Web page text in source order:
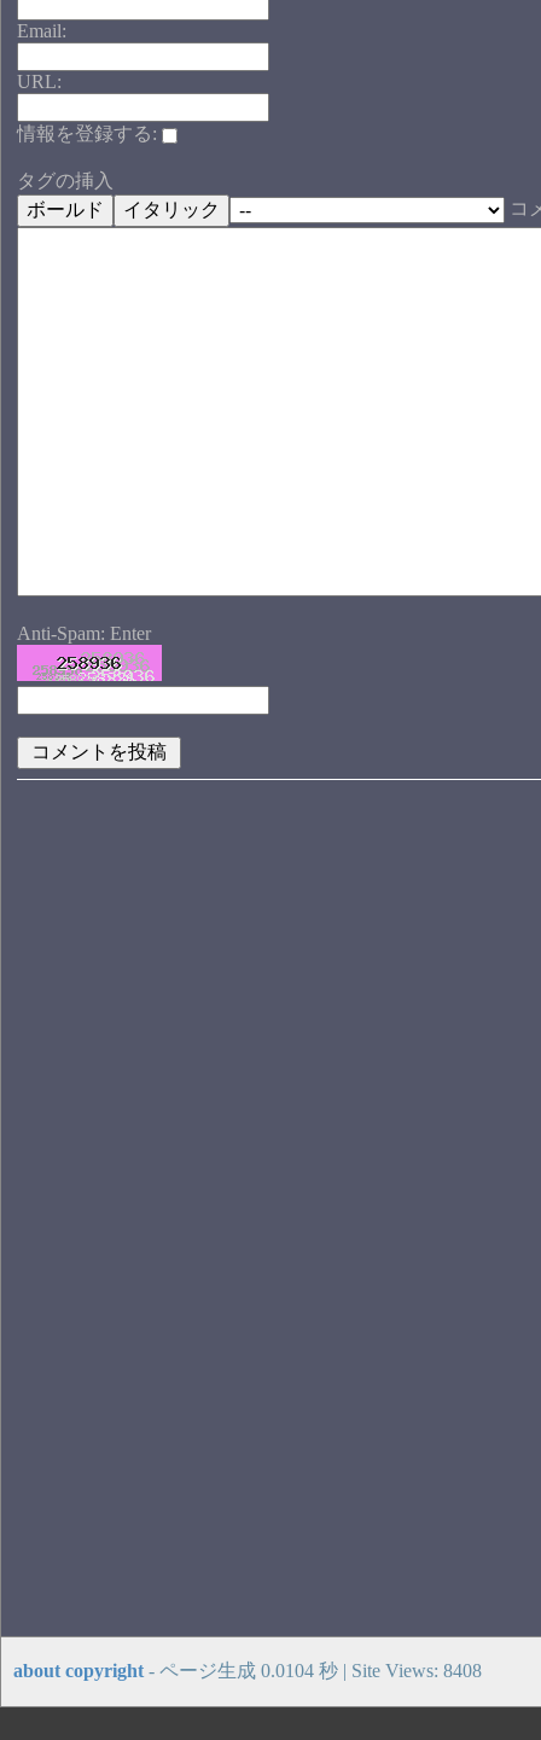
Email:
URL:
情報を登録する:
タグの挿入
コ
Anti-Spam: Enter
about copyright - ページ生成 0.0104 秒 | Site Views: 8408